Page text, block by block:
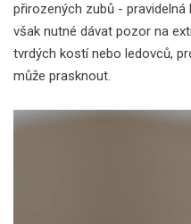
přirozených zubů - pravidelná
však nutné dávat pozor na
tvrdých kostí nebo ledovců,
může prasknout.